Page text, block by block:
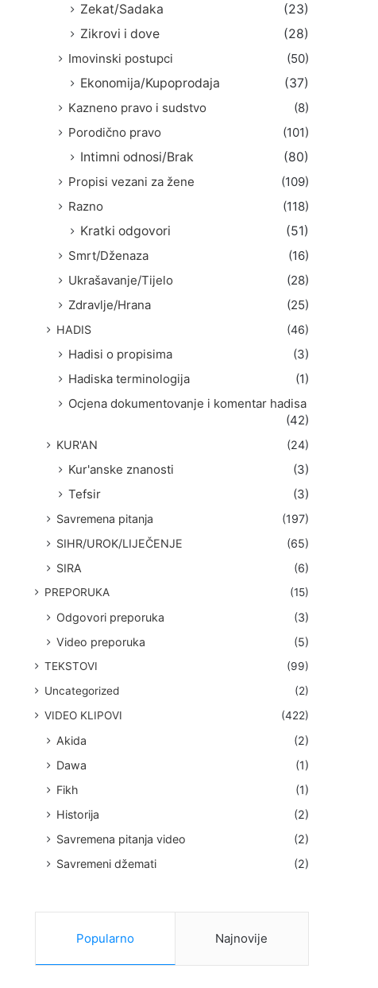
Zekat/Sadaka
(23)
Zikrovi i dove
(28)
Imovinski postupci
(50)
Ekonomija/Kupoprodaja
(37)
Kazneno pravo i sudstvo
(8)
Porodično pravo
(101)
Intimni odnosi/Brak
(80)
Propisi vezani za žene
(109)
Razno
(118)
Kratki odgovori
(51)
Smrt/Dženaza
(16)
Ukrašavanje/Tijelo
(28)
Zdravlje/Hrana
(25)
HADIS (46)
Hadisi o propisima
(3)
Hadiska terminologija
(1)
Ocjena dokumentovanje i komentar hadisa
(42)
KUR'AN (24)
Kur'anske znanosti
(3)
Tefsir
(3)
Savremena pitanja
(197)
SIHR/UROK/LIJEČENJE
(65)
SIRA
(6)
PREPORUKA (15)
Odgovori preporuka
(3)
Video preporuka
(5)
TEKSTOVI
(99)
Uncategorized
(2)
VIDEO KLIPOVI
(422)
Akida
(2)
Dawa
(1)
Fikh
(1)
Historija
(2)
Savremena pitanja video
(2)
Savremeni džemati
(2)
Popularno Najnovije